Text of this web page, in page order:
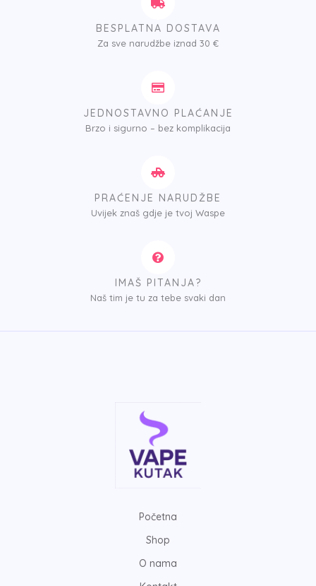
BESPLATNA DOSTAVA
Za sve narudžbe iznad 30 €
JEDNOSTAVNO PLAĆANJE
Brzo i sigurno – bez komplikacija
PRAĆENJE NARUDŽBE
Uvijek znaš gdje je tvoj Waspe
IMAŠ PITANJA?
Naš tim je tu za tebe svaki dan
Početna
Shop
O nama